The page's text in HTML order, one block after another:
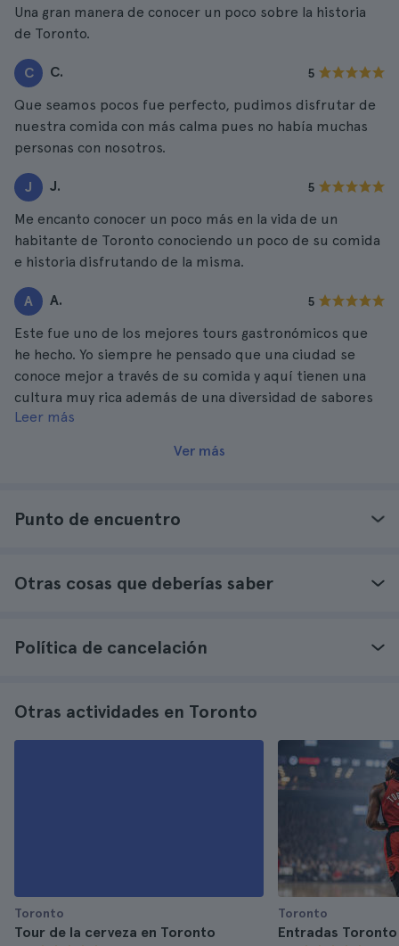
Una gran manera de conocer un poco sobre la historia
de Toronto.
C C. 5
Que seamos pocos fue perfecto, pudimos disfrutar de
nuestra comida con más calma pues no había muchas
personas con nosotros.
J J. 5
Me encanto conocer un poco más en la vida de un
habitante de Toronto conociendo un poco de su comida
e historia disfrutando de la misma.
A A. 5
Este fue uno de los mejores tours gastronómicos que
he hecho. Yo siempre he pensado que una ciudad se
conoce mejor a través de su comida y aquí tienen una
cultura muy rica además de una diversidad de sabores
asombrosa.
Leer más
Ver más
Punto de encuentro
Otras cosas que deberías saber
Política de cancelación
Otras actividades en Toronto
Toronto
Tour de la cerveza en Toronto
Toronto
Entradas